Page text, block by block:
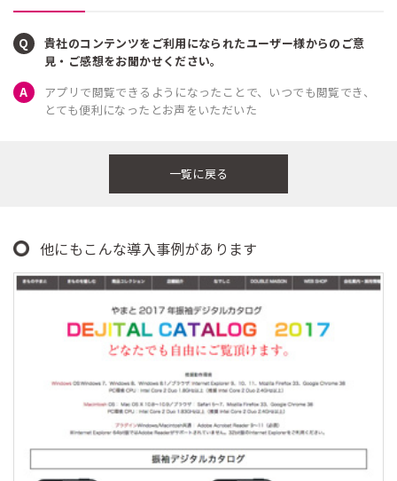
貴社のコンテンツをご利用になられたユーザー様からのご意
見・ご感想をお聞かせください。
アプリで閲覧できるようになったことで、いつでも閲覧でき、
とても便利になったとお声をいただいた
一覧に戻る
他にもこんな導入事例があります